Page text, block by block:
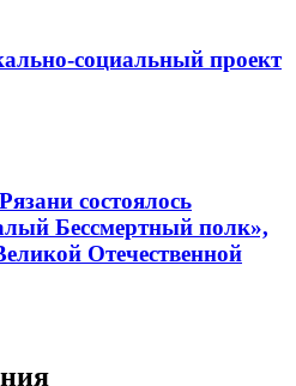
социальный проект
состоялось
Бессмертный полк»,
Отечественной